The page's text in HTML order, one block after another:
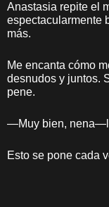
Anastasia repite el
espectacularmente
más.
Me encanta cómo
desnudos y juntos.
pene.
—Muy bien,
Esto se pone cada